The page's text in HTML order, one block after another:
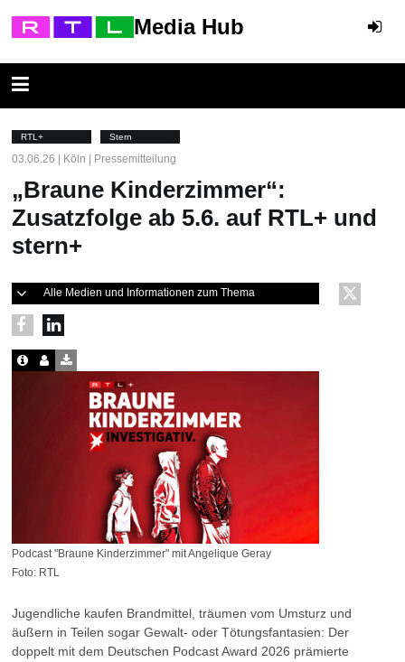
Media Hub
RTL+ Stern
03.06.26 | Köln | Pressemitteilung
„Braune Kinderzimmer“:
Zusatzfolge ab 5.6. auf RTL+ und
stern+
Alle Medien und Informationen zum Thema
Podcast "Braune Kinderzimmer" mit Angelique Geray
Foto: RTL
Jugendliche kaufen Brandmittel, träumen vom Umsturz und
äußern in Teilen sogar Gewalt- oder Tötungsfantasien: Der
doppelt mit dem Deutschen Podcast Award 2026 prämierte